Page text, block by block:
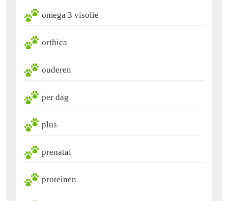
omega 3 visolie
orthica
ouderen
per dag
plus
prenatal
proteinen